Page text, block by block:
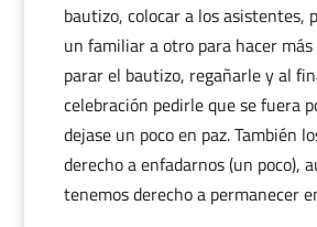
bautizo, colocar a los asistentes,
un familiar a otro para hacer más
parar el bautizo, regañarle y al
celebración pedirle que se fuera
dejase un poco en paz. También
derecho a enfadarnos (un poco),
tenemos derecho a permanecer